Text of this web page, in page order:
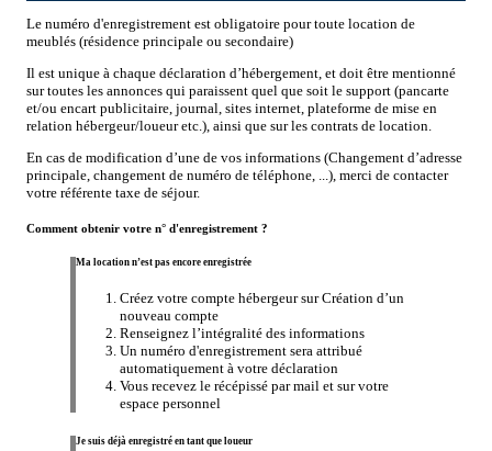
Le numéro d'enregistrement est obligatoire pour toute location de
meublés (résidence principale ou secondaire)
Il est unique à chaque déclaration d’hébergement, et doit être mentionné
sur toutes les annonces qui paraissent quel que soit le support (pancarte
et/ou encart publicitaire, journal, sites internet, plateforme de mise en
relation hébergeur/loueur etc.), ainsi que sur les contrats de location.
En cas de modification d’une de vos informations (Changement d’adresse
principale, changement de numéro de téléphone, ...), merci de contacter
votre référente taxe de séjour.
Comment obtenir votre n° d'enregistrement ?
Ma location n’est pas encore enregistrée
Créez votre compte hébergeur sur Création d’un
nouveau compte
Renseignez l’intégralité des informations
Un numéro d'enregistrement sera attribué
automatiquement à votre déclaration
Vous recevez le récépissé par mail et sur votre
espace personnel
Je suis déjà enregistré en tant que loueur